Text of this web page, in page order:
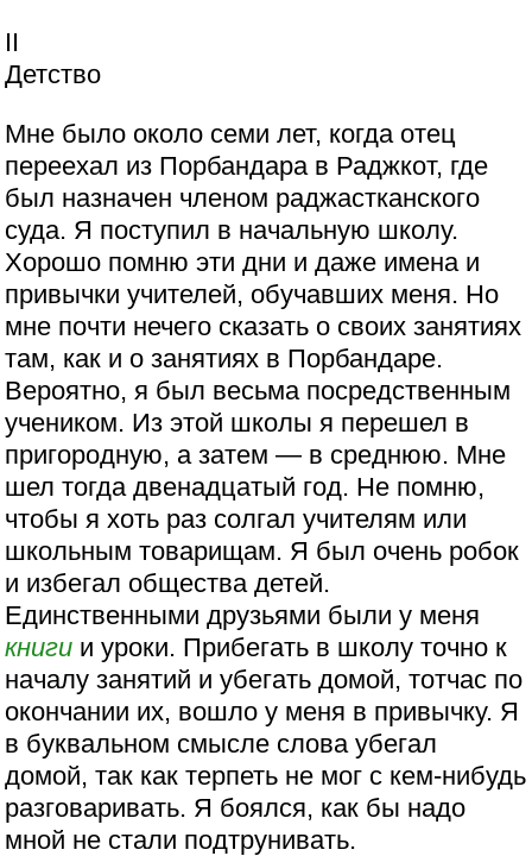
II
Детство
Мне было около семи лет, когда отец
переехал из Порбандара в Раджкот, где
был назначен членом раджастканского
суда. Я поступил в начальную школу.
Хорошо помню эти дни и даже имена и
привычки учителей, обучавших меня. Но
мне почти нечего сказать о своих занятиях
там, как и о занятиях в Порбандаре.
Вероятно, я был весьма посредственным
учеником. Из этой школы я перешел в
пригородную, а затем — в среднюю. Мне
шел тогда двенадцатый год. Не помню,
чтобы я хоть раз солгал учителям или
школьным товарищам. Я был очень робок
и избегал общества детей.
Единственными друзьями были у меня
книги и уроки. Прибегать в школу точно к
началу занятий и убегать домой, тотчас по
окончании их, вошло у меня в привычку. Я
в буквальном смысле слова убегал
домой, так как терпеть не мог с кем-нибудь
разговаривать. Я боялся, как бы надо
мной не стали подтрунивать.